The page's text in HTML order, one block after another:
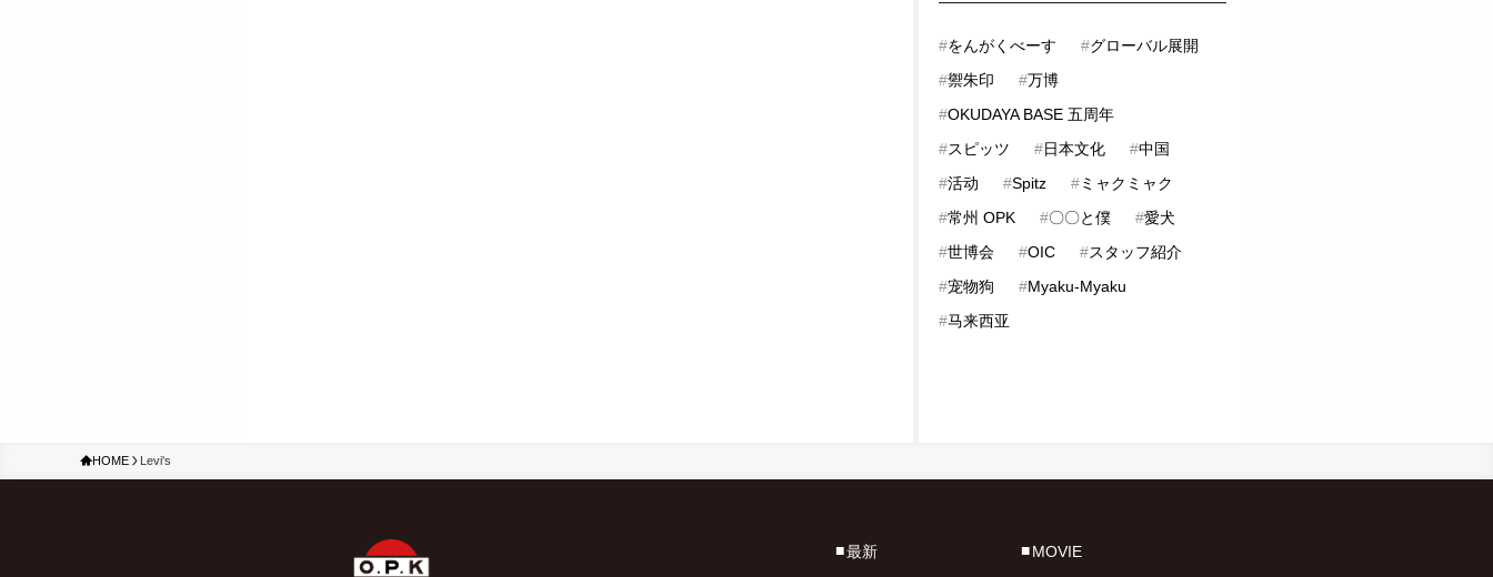
#をんがくべーす #グローバル展開
#禦朱印 #万博
#OKUDAYA BASE 五周年
#スピッツ #日本文化 #中国
#活动 #Spitz #ミャクミャク
#常州 OPK #〇〇と僕 #愛犬
#世博会 #OIC #スタッフ紹介
#宠物狗 #Myaku-Myaku
#马来西亚
HOME Levi's
最新 MOVIE